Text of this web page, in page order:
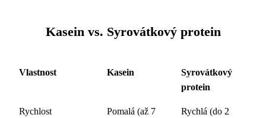
Kasein vs. Syrovátkový protein
Vlastnost Kasein
Syrovátkový
protein
Rychlost
Pomalá (až 7
Rychlá (do 2